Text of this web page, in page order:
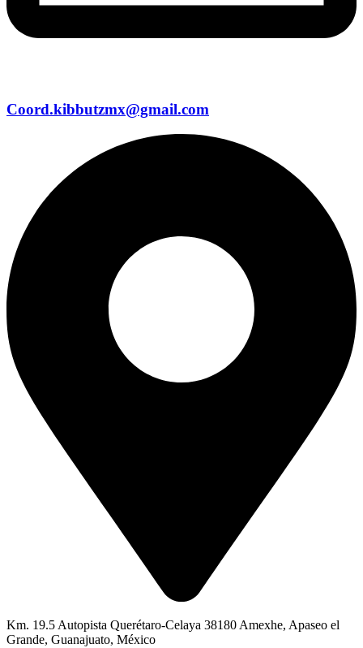
Coord.kibbutzmx@gmail.com
Km. 19.5 Autopista Querétaro-Celaya 38180 Amexhe, Apaseo el
Grande, Guanajuato, México